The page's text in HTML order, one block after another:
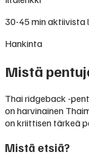
30-45 min aktiivista
Hankinta
Mistä
Thai ridgeback -
on harvinainen
on kriittisen tärkeä
Mistä etsiä?